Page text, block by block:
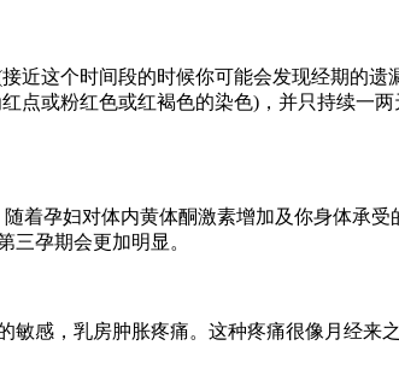
近这个时间段的时候你可能会发现经期的
点或粉红色或红褐色的染色)，并只持续一
着孕妇对体内黄体酮激素增加及你身体承
三孕期会更加明显。
敏感，乳房肿胀疼痛。这种疼痛很像月经